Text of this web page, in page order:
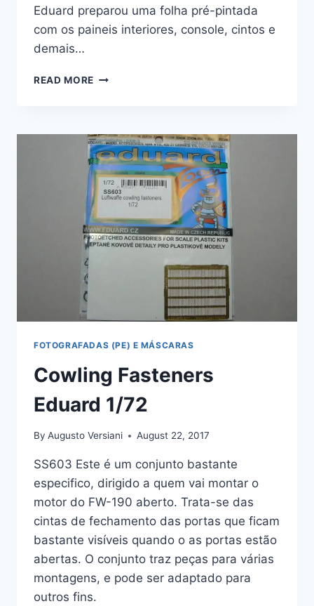
Eduard preparou uma folha pré-pintada
com os paineis interiores, console, cintos e
demais…
READ MORE CONJUNTO
MIG
29UB
9.51
–
1/72
FOTOGRAFADAS (PE) E MÁSCARAS
Cowling Fasteners
Eduard 1/72
By Augusto Versiani August 22, 2017
SS603 Este é um conjunto bastante
especifico, dirigido a quem vai montar o
motor do FW-190 aberto. Trata-se das
cintas de fechamento das portas que ficam
bastante visíveis quando o as portas estão
abertas. O conjunto traz peças para várias
montagens, e pode ser adaptado para
outros fins.